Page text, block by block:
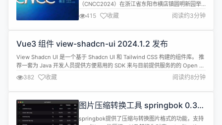
（CNCC2024）在浙江省东阳市横店镇圆明新园举
行。本届大会主题为“发展新质生产力，计算引领未
来”，逾万名计算机行业翘楚参会，邀请到了17位国
内院士，800余位国内外顶尖学者、企业技术精英，
openKylin社区秘书长余杰受邀参与大会“端侧大模
型”技术专项论坛，...
415 收藏 阅读约3分钟
Vue3 组件 view-shadcn-ui 2024.1.2 发布
View Shadcn UI 是一个基于 Shadcn UI 和 Tailwind CSS 构建的组件库。 推
荐一套为 Java 开发人员提供方便易用的 SDK 来与目前提供服务的的 Open AI
进行交互组件：https://github.com/devlive-community/openai-java-sdk
推荐一套功能强大的开源数据中台系统：ht...
382 收藏 阅读约8分钟
图片压缩转换工具 springbok 0.3.3
版本发布
springbok提供了压缩与转换图片格式的功能，支持